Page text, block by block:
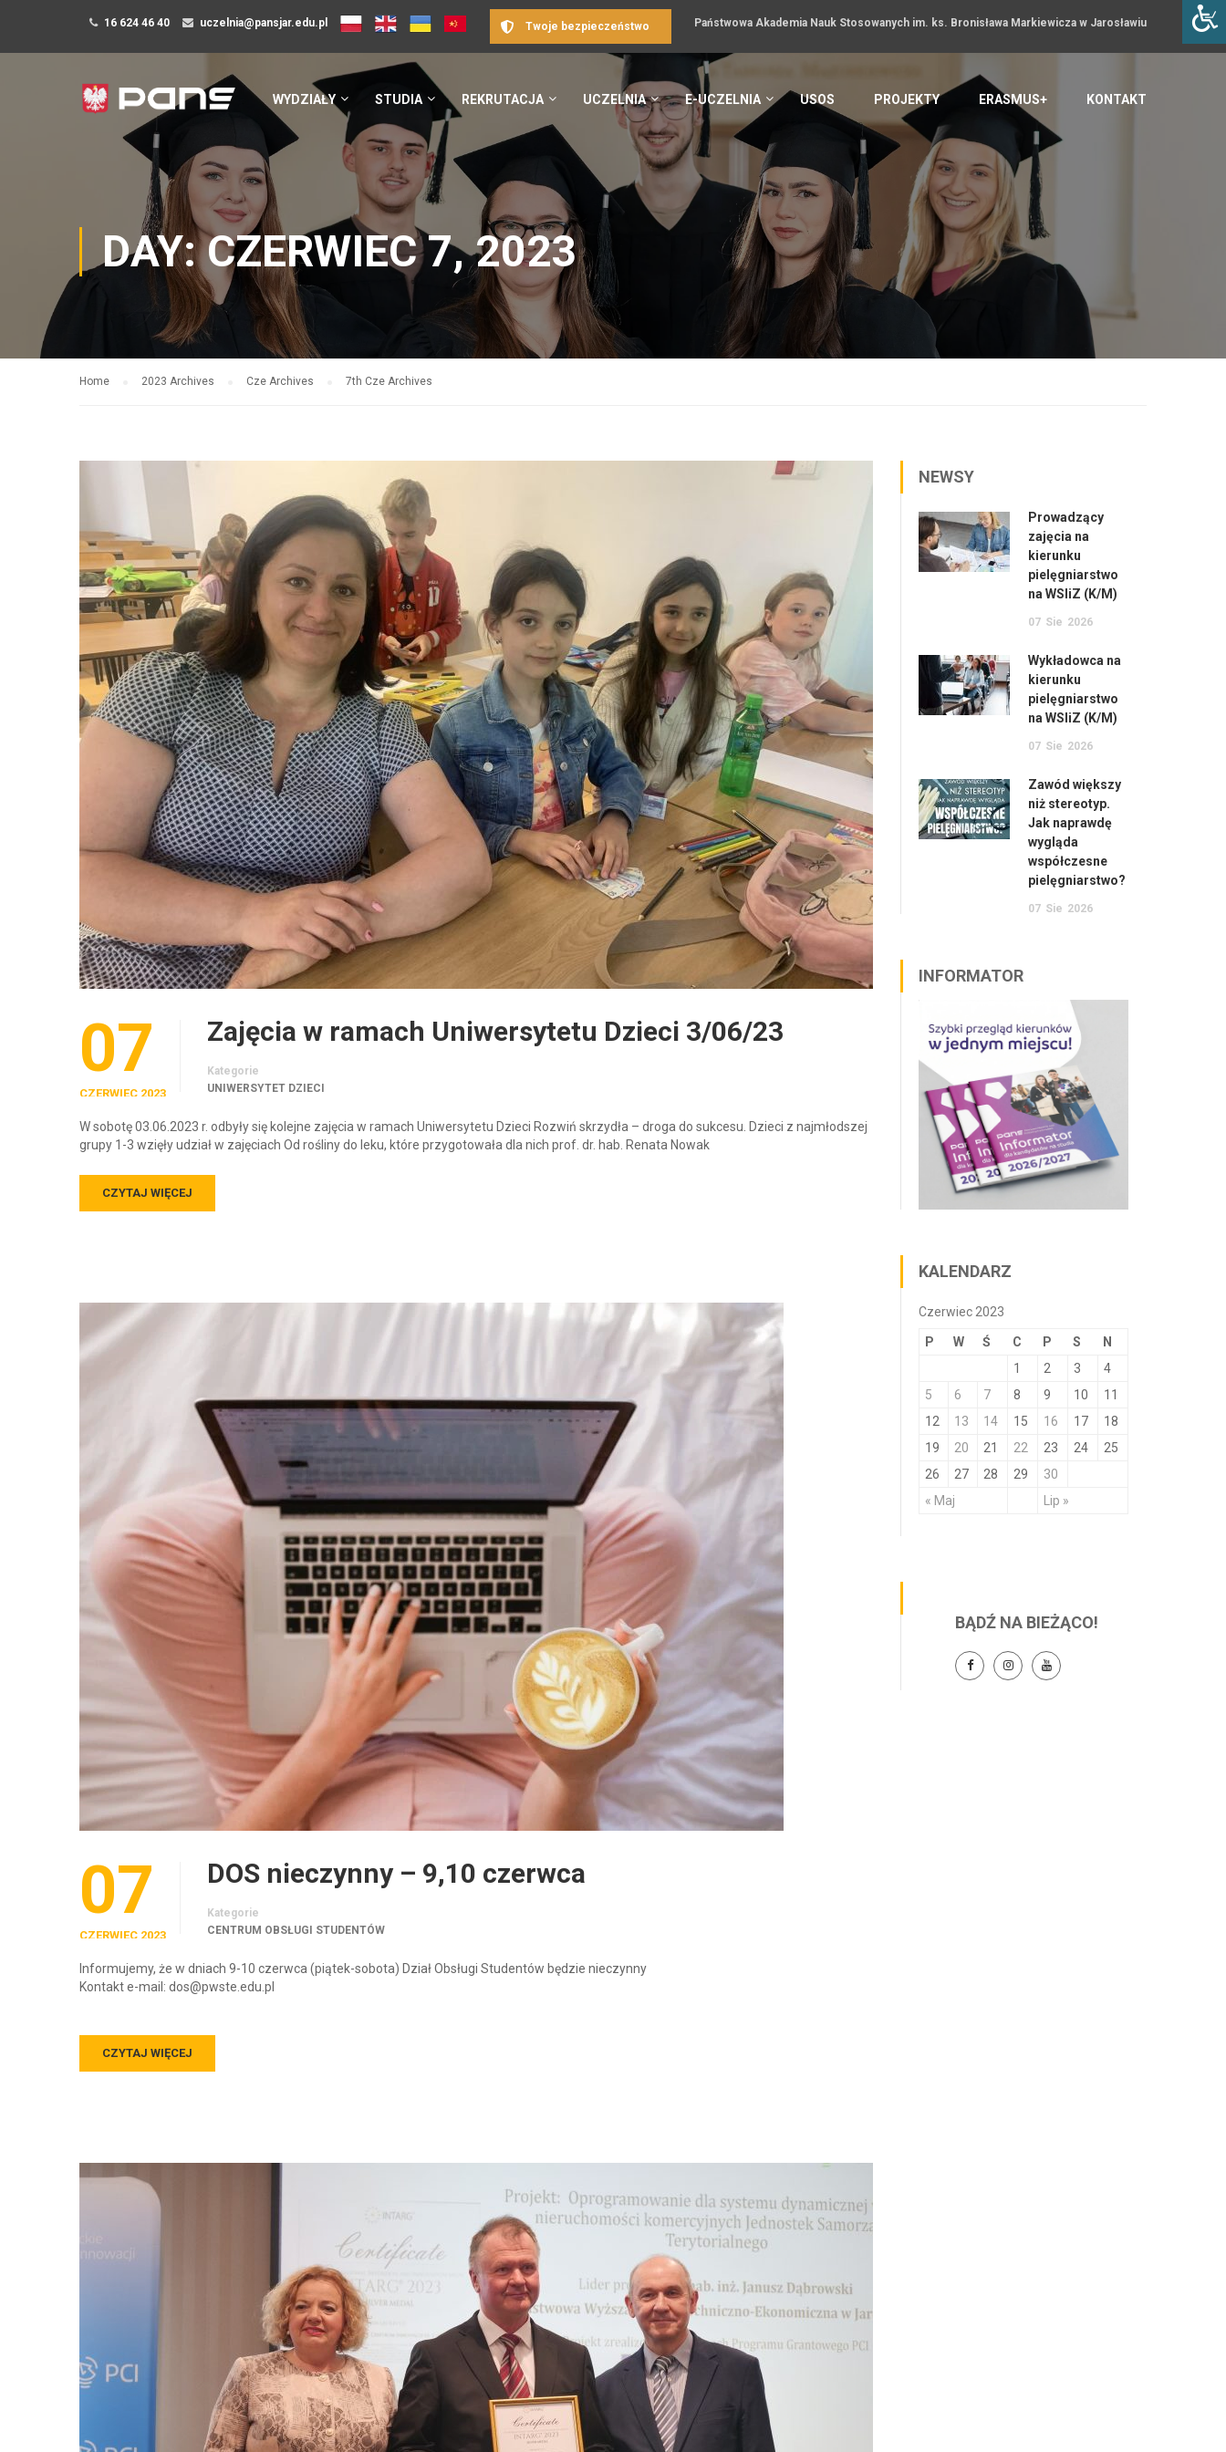
16 624 46 40 uczelnia@pansjar.edu.pl Państwowa Akademia Nauk Stosowanych im. ks. Bronisława Markiewicza w Jarosławiu
Twoje bezpieczeństwo
WYDZIAŁY STUDIA REKRUTACJA UCZELNIA E-UCZELNIA USOS PROJEKTY ERASMUS+ KONTAKT
DAY: CZERWIEC 7, 2023
Home 2023 Archives Cze Archives 7th Cze Archives
07
CZERWIEC 2023
Zajęcia w ramach Uniwersytetu Dzieci 3/06/23
Kategorie
UNIWERSYTET DZIECI
W sobotę 03.06.2023 r. odbyły się kolejne zajęcia w ramach Uniwersytetu Dzieci Rozwiń skrzydła – droga do sukcesu. Dzieci z najmłodszej
grupy 1-3 wzięły udział w zajęciach Od rośliny do leku, które przygotowała dla nich prof. dr. hab. Renata Nowak
CZYTAJ WIĘCEJ
07
CZERWIEC 2023
DOS nieczynny – 9,10 czerwca
Kategorie
CENTRUM OBSŁUGI STUDENTÓW
Informujemy, że w dniach 9-10 czerwca (piątek-sobota) Dział Obsługi Studentów będzie nieczynny
Kontakt e-mail: dos@pwste.edu.pl
CZYTAJ WIĘCEJ
NEWSY
Prowadzący
zajęcia na
kierunku
pielęgniarstwo
na WSIiZ (K/M)
07 Sie 2026
Wykładowca na
kierunku
pielęgniarstwo
na WSIiZ (K/M)
07 Sie 2026
Zawód większy
niż stereotyp.
Jak naprawdę
wygląda
współczesne
pielęgniarstwo?
07 Sie 2026
INFORMATOR
KALENDARZ
Czerwiec 2023
P W Ś C P S N
« Maj Lip »
1 2 3
4
5
6 7 8 9 10
11
12
13 14 15 16 17
18
19
20 21 22 23 24
25
26
27 28 29 30
BĄDŹ NA BIEŻĄCO!